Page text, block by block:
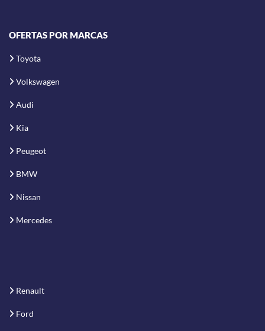
OFERTAS POR MARCAS
Toyota
Volkswagen
Audi
Kia
Peugeot
BMW
Nissan
Mercedes
Renault
Ford